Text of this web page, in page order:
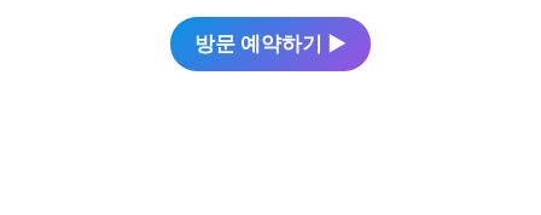
방문 예약하기 ▶